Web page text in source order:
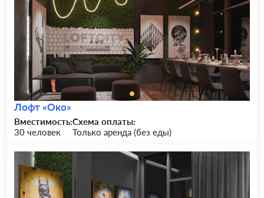
Лофт «Око»
Вместимость:
30 человек
Схема оплаты:
Только аренда (без еды)